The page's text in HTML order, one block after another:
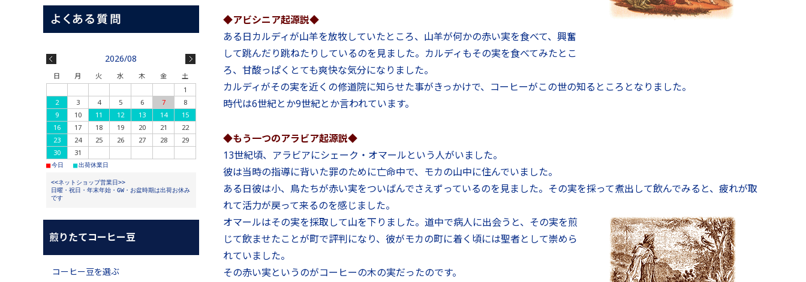
◆アビシニア起源説◆
ある日カルディが山羊を放牧していたところ、山羊が何かの赤い実を食べて、興奮
して跳んだり跳ねたりしているのを見ました。カルディもその実を食べてみたとこ
ろ、甘酸っぱくとても爽快な気分になりました。
カルディがその実を近くの修道院に知らせた事がきっかけで、コーヒーがこの世の知るところとなりました。
時代は6世紀とか9世紀とか言われています。
◆もう一つのアラビア起源説◆
13世紀頃、アラビアにシェーク・オマールという人がいました。
彼は当時の指導に背いた罪のために亡命中で、モカの山中に住んでいました。
ある日彼は小、鳥たちが赤い実をついばんでさえずっているのを見ました。その実を採って煮出して飲んでみると、疲れが取
れて活力が戻って来るのを感じました。
オマールはその実を採取して山を下りました。道中で病人に出会うと、その実を煎
じて飲ませたことが町で評判になり、彼がモカの町に着く頃には聖者として崇めら
れていました。
その赤い実というのがコーヒーの木の実だったのです。
2026/08
日 月 火 水 木 金
土
1
2
3 4 5 6 7
8
9
10 11 12 13 14
15
16
17 18 19 20 21
22
23
24 25 26 27 28
29
30
31
■今日 ■出荷休業日
<<ネットショップ営業日>>
日曜・祝日・年末年始・GW・お盆時期は出荷お休み
です
煎りたてコーヒー豆
コーヒー豆を選ぶ